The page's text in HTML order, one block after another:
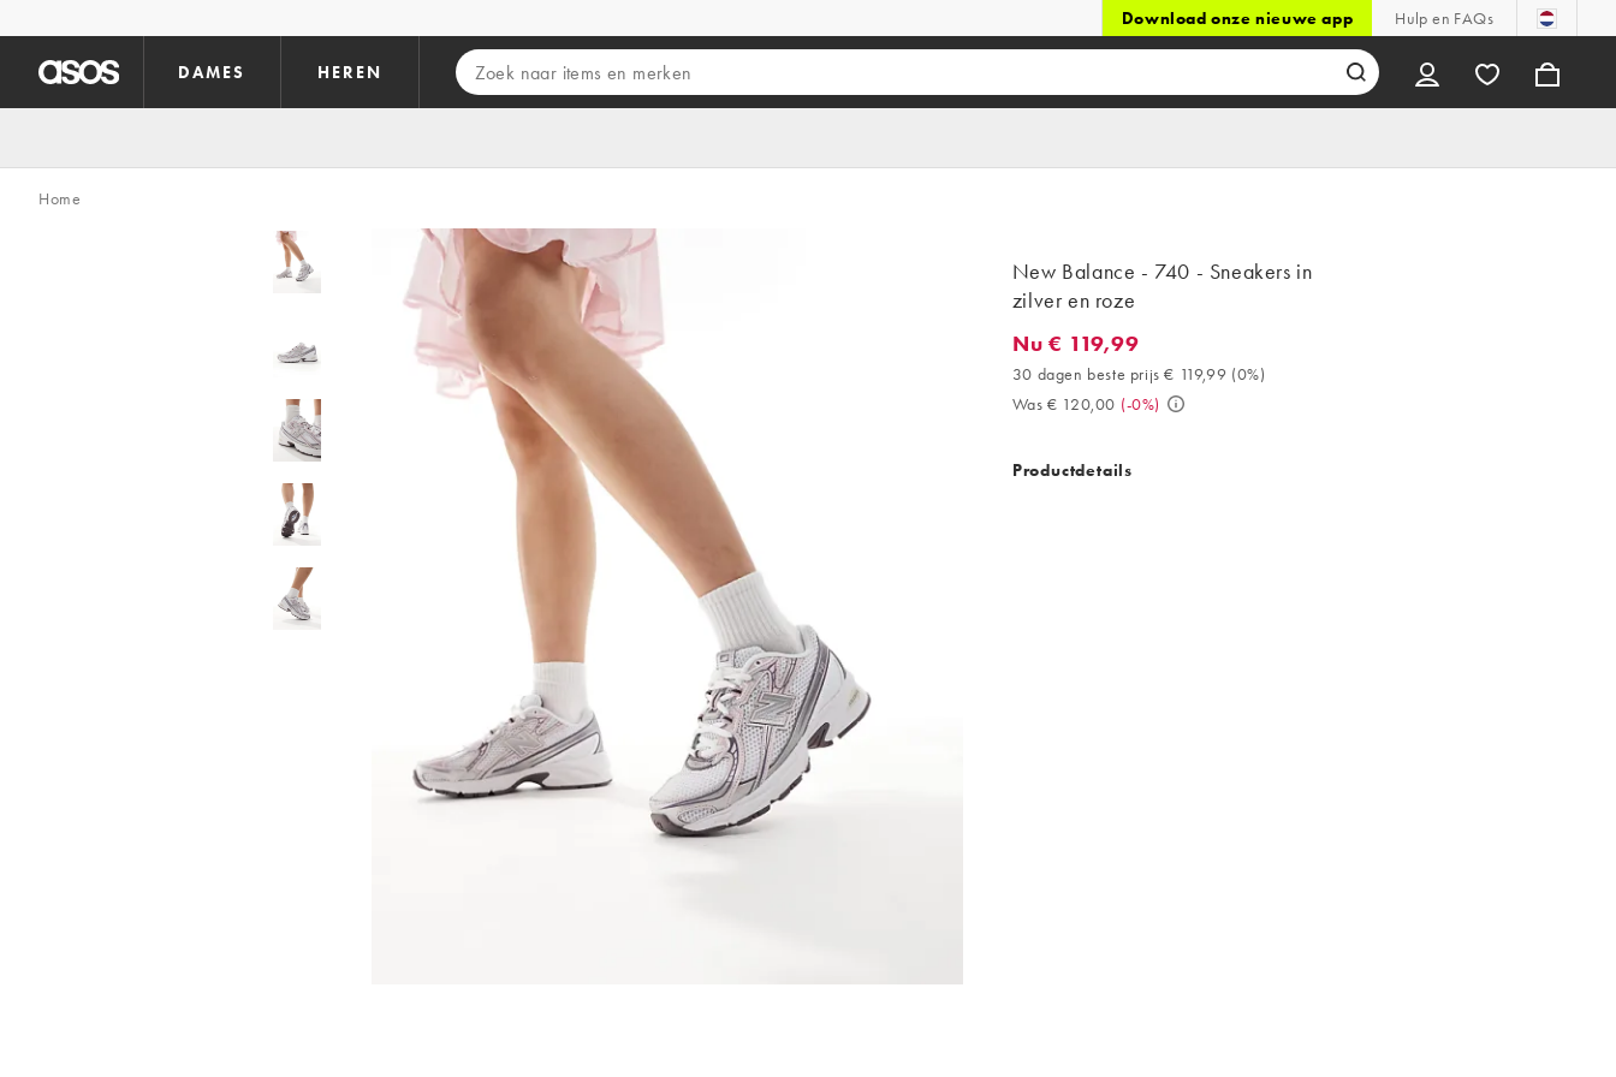
Download onze nieuwe app Hulp en FAQs
DAMES HEREN
Home
New Balance - 740 - Sneakers in
zilver en roze
Nu € 119,99. 30 dagen beste prijs € 119,99 (0%). Was € 120,00. (-0%)
Nu € 119,99
30 dagen beste prijs € 119,99 (0%)
Was € 120,00 (-0%)
Productdetails